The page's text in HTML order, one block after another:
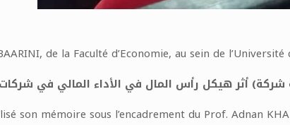
de la Faculté d’Economie, au sein de
son mémoire sous l’encadrement du Prof. Adnan